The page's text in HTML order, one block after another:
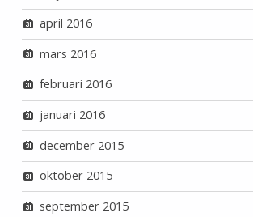
april 2016
mars 2016
februari 2016
januari 2016
december 2015
oktober 2015
september 2015